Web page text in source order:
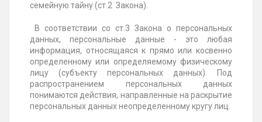
семейную тайну (ст.2 Закона).
В соответствии со ст.3 Закона о персональных
данных, персональные данные - это любая
информация, относящаяся к прямо или косвенно
определенному или определяемому физическому
лицу (субъекту персональных данных). Под
распространением персональных данных
понимаются действия, направленные на раскрытие
персональных данных неопределенному кругу лиц.